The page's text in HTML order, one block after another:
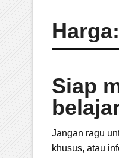
Siap
Jangan ragu
khusus, atau